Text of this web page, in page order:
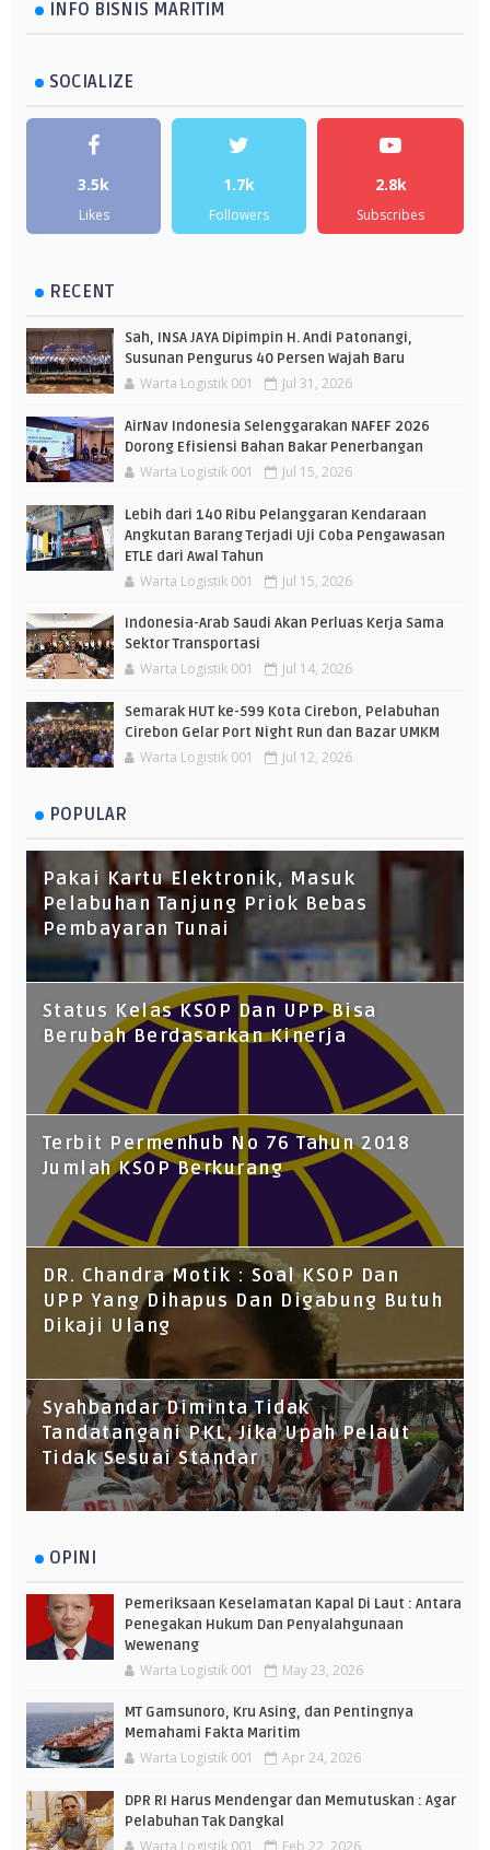
INFO BISNIS MARITIM
SOCIALIZE
3.5k
Likes
1.7k
Followers
2.8k
Subscribes
RECENT
Sah, INSA JAYA Dipimpin H. Andi Patonangi,
Susunan Pengurus 40 Persen Wajah Baru
Warta Logistik 001 Jul 31, 2026
AirNav Indonesia Selenggarakan NAFEF 2026
Dorong Efisiensi Bahan Bakar Penerbangan
Warta Logistik 001 Jul 15, 2026
Lebih dari 140 Ribu Pelanggaran Kendaraan
Angkutan Barang Terjadi Uji Coba Pengawasan
ETLE dari Awal Tahun
Warta Logistik 001 Jul 15, 2026
Indonesia-Arab Saudi Akan Perluas Kerja Sama
Sektor Transportasi
Warta Logistik 001 Jul 14, 2026
Semarak HUT ke-599 Kota Cirebon, Pelabuhan
Cirebon Gelar Port Night Run dan Bazar UMKM
Warta Logistik 001 Jul 12, 2026
POPULAR
Pakai Kartu Elektronik, Masuk
Pelabuhan Tanjung Priok Bebas
Pembayaran Tunai
Status Kelas KSOP Dan UPP Bisa
Berubah Berdasarkan Kinerja
Terbit Permenhub No 76 Tahun 2018
Jumlah KSOP Berkurang
DR. Chandra Motik : Soal KSOP Dan
UPP Yang Dihapus Dan Digabung Butuh
Dikaji Ulang
Syahbandar Diminta Tidak
Tandatangani PKL, Jika Upah Pelaut
Tidak Sesuai Standar
OPINI
Pemeriksaan Keselamatan Kapal Di Laut : Antara
Penegakan Hukum Dan Penyalahgunaan
Wewenang
Warta Logistik 001 May 23, 2026
MT Gamsunoro, Kru Asing, dan Pentingnya
Memahami Fakta Maritim
Warta Logistik 001 Apr 24, 2026
DPR RI Harus Mendengar dan Memutuskan : Agar
Pelabuhan Tak Dangkal
Warta Logistik 001 Feb 22, 2026